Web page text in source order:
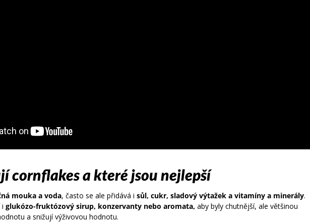
cornflakes a které jsou nejlepší
mouka a voda, často se ale přidává i sůl, cukr, sladový výtažek a vitamíny a minerály.
i glukózo-fruktózový sirup, konzervanty nebo aromata, aby byly chutnější, ale většinou
a snižují výživovou hodnotu.